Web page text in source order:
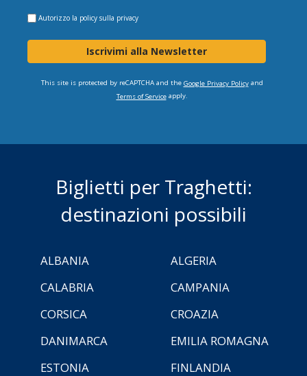
Autorizzo la policy sulla privacy
Iscrivimi alla Newsletter
This site is protected by reCAPTCHA and the Google Privacy Policyand
Terms of Serviceapply.
Biglietti per Traghetti:
destinazioni possibili
ALBANIA
ALGERIA
CALABRIA
CAMPANIA
CORSICA
CROAZIA
DANIMARCA
EMILIA ROMAGNA
ESTONIA
FINLANDIA